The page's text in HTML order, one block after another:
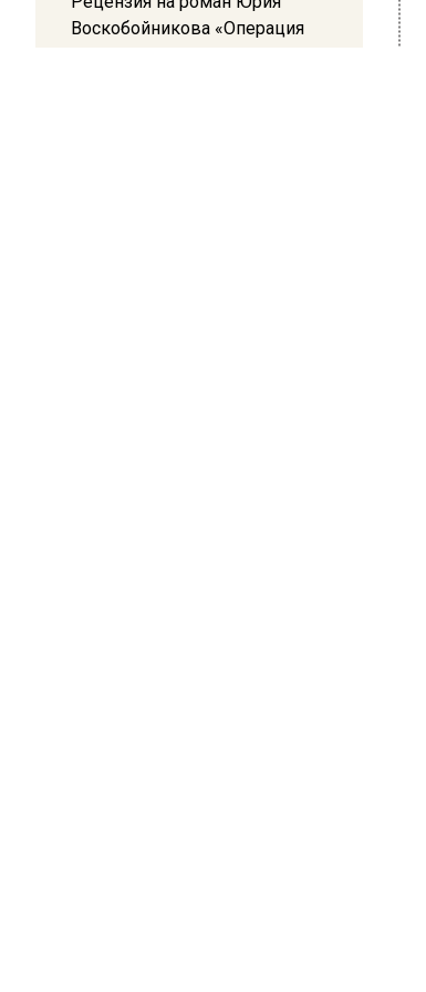
Воскобойникова «Операция